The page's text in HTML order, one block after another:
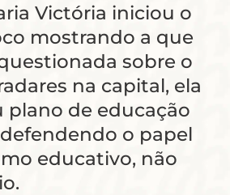
Victória iniciou o
mostrando a que
sobre o
na capital, ela
plano de educação
o papel
educativo, não